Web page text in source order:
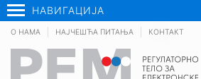
НАВИГАЦИЈА
О НАМА НАЈЧЕШЋА ПИТАЊА КОНТАКТ